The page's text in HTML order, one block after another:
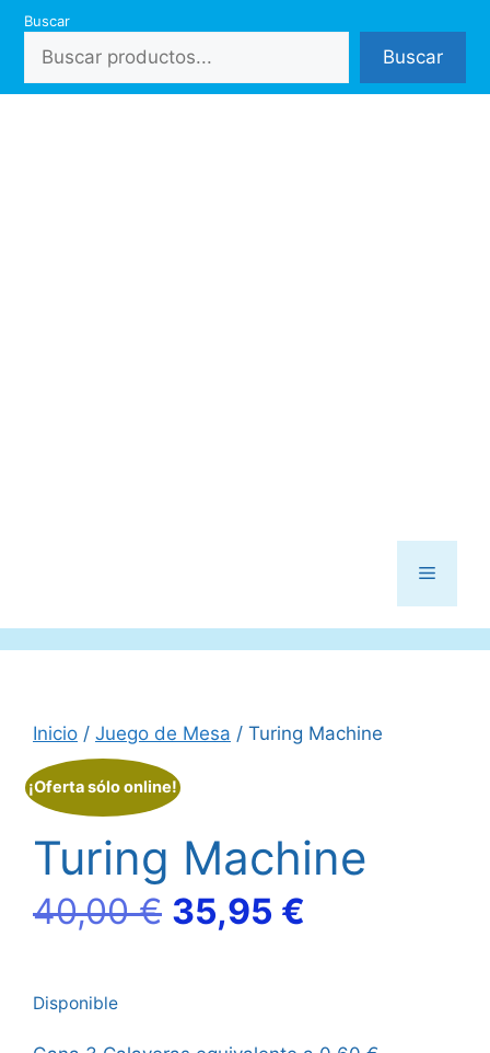
Saltar
contenido
Buscar
Buscar
Menú
Inicio / Juego de Mesa / Turing Machine
¡Oferta sólo online!
Turing Machine
40,00€ El
35,95 €
Disponible